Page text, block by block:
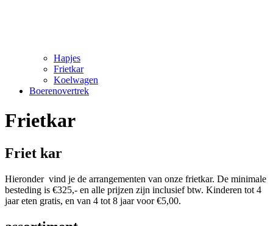
Hapjes
Frietkar
Koelwagen
Boerenovertrek
Frietkar
Friet kar
Hieronder vind je de arrangementen van onze frietkar. De minimale
besteding is €325,- en alle prijzen zijn inclusief btw. Kinderen tot 4
jaar eten gratis, en van 4 tot 8 jaar voor €5,00.